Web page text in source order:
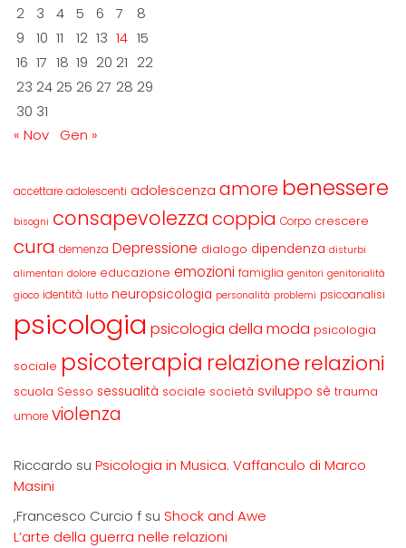
2
3 4 5 6 7
8
9
10 11 12 13 14 15
16 17 18 19 20 21 22
23 24 25 26 27 28 29
30 31
« Nov
Gen »
accettare adolescenti adolescenza amore benessere
bisogni consapevolezzacoppia Corpo crescere
cura demenza Depressione dialogo dipendenza disturbi
alimentari dolore educazione emozioni famiglia genitori genitorialità
gioco identità lutto neuropsicologia personalità problemi psicoanalisi
psicologia psicologia della moda psicologia
sociale psicoterapia relazione relazioni
scuola Sesso sessualità sociale società sviluppo sè trauma
umore violenza
Riccardo su Psicologia in Musica. Vaffanculo di Marco
Masini
,Francesco Curcio f su Shock and Awe
L’arte della guerra nelle relazioni